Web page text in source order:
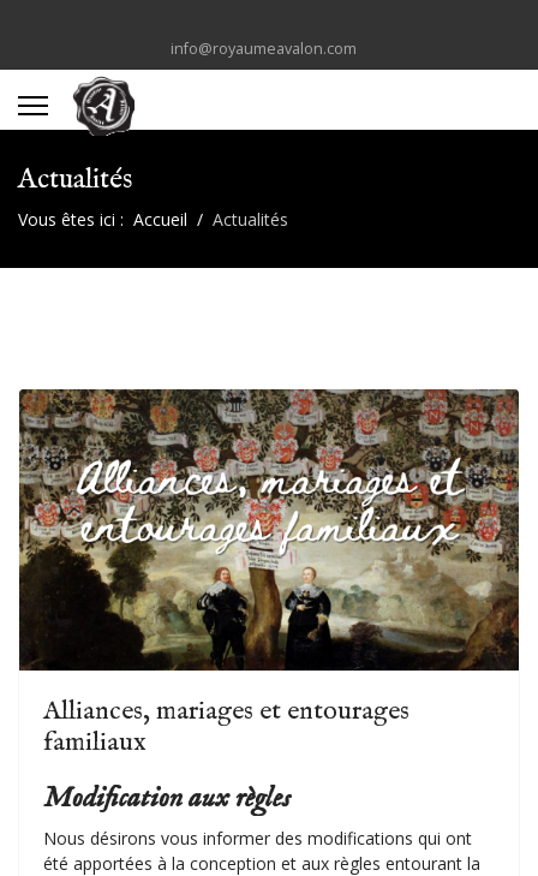
info@royaumeavalon.com
Actualités
Vous êtes ici : Accueil Actualités
Alliances, mariages et entourages
familiaux
Modification aux règles
Nous désirons vous informer des modifications qui ont
été apportées à la conception et aux règles entourant la